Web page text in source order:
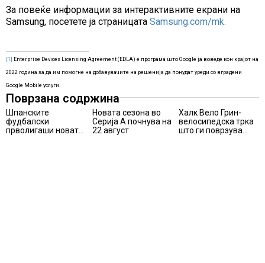
За повеќе информации за интерактивните екрани на
Samsung, посетете ја страницата Samsung.com/mk.
[1] Enterprise Devices Licensing Agreement (EDLA) е програма што Google ја воведе кон крајот на
2022 година за да им помогне на добавувачите на решенија да понудат уреди со вградени
Google Mobile услуги.
Поврзана содржина
Шпанските
фудбалски
прволигаши новата
Новата сезона во
Серија А почнува на
22 август
Халк Вело Грин-
велосипедска трка
што ги поврзува